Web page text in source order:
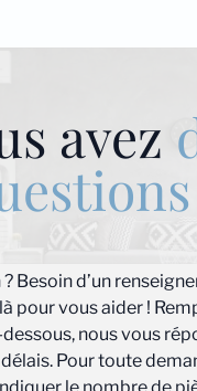
avez
Besoin d’un
pour vous aider !
nous vous
Pour toute